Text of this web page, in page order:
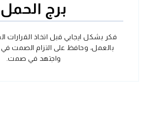
برج الحمل
فكر بشكل ايجابي قبل اتخاذ القرارات
بالعمل، وحافظ على التزام الصمت في
واجتهد في صمت.